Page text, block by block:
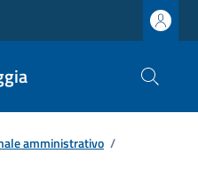
amministrativo /